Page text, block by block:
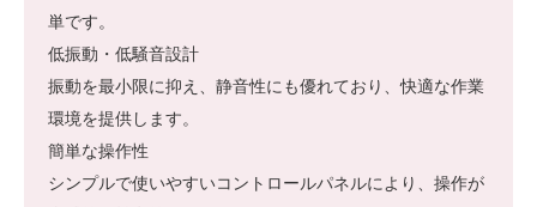
単です。
低振動・低騒音設計
振動を最小限に抑え、静音性にも優れており、快適な作業
環境を提供します。
簡単な操作性
シンプルで使いやすいコントロールパネルにより、操作が